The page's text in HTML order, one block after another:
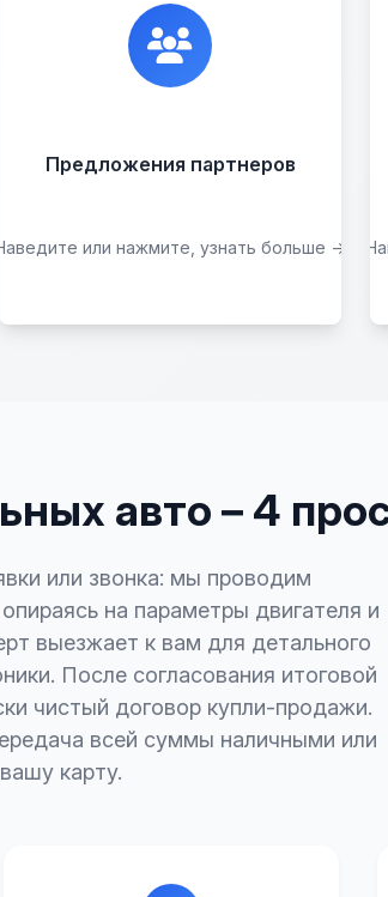
Предложения партнеров
Наведите или нажмите, узнать больше →
Сотрудничаем с лучшими
организациями. Если у вас
есть интересные идеи, мы
всегда открыты к
Стать партнером
авто – 4
или звонка: мы проводим
на параметры двигателя и
выезжает к вам для детального
После согласования итоговой
чистый договор купли-продажи.
всей суммы наличными или
карту.